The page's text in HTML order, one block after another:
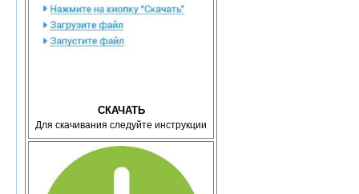
СКАЧАТЬ
Для скачивания следуйте инструкции